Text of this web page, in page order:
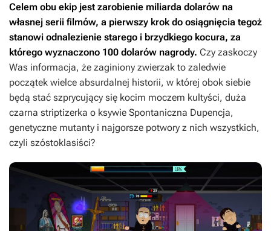
Celem obu ekip jest zarobienie miliarda dolarów na
własnej serii filmów, a pierwszy krok do osiągnięcia tegoż
stanowi odnalezienie starego i brzydkiego kocura, za
którego wyznaczono 100 dolarów nagrody. Czy zaskoczy
Was informacja, że zaginiony zwierzak to zaledwie
początek wielce absurdalnej historii, w której obok siebie
będą stać szprycujący się kocim moczem kultyści, duża
czarna striptizerka o ksywie Spontaniczna Dupencja,
genetyczne mutanty i najgorsze potwory z nich wszystkich,
czyli szóstoklasiści?